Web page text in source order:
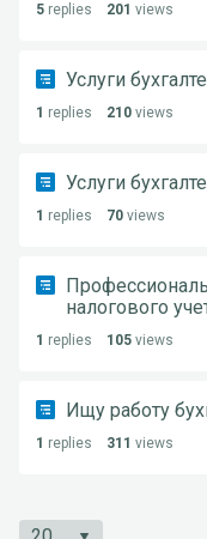
5 replies 201 views
Услуги
1 replies 210 views
Услуги
1 replies 70 views
налогового
1 replies 105 views
Ищу работу
1 replies 311 views